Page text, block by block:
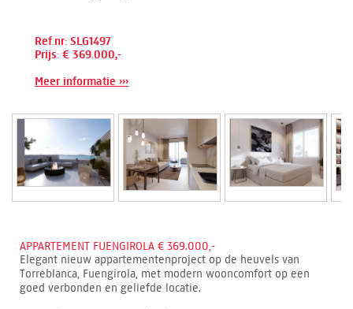
Ref.nr: SLG1497
Prijs: € 369.000,-
Meer informatie ›››
APPARTEMENT FUENGIROLA € 369.000,-
Elegant nieuw appartementenproject op de heuvels van
Torreblanca, Fuengirola, met modern wooncomfort op een
goed verbonden en geliefde locatie.